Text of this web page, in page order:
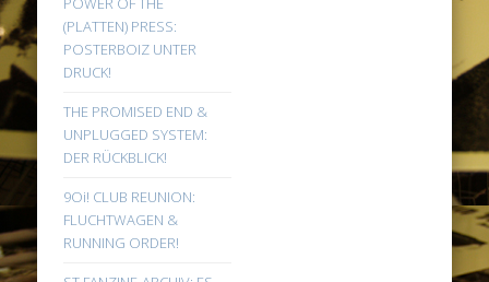
(PLATTEN) PRESS:
POSTERBOIZ UNTER
DRUCK!
THE PROMISED END &
UNPLUGGED SYSTEM:
DER RÜCKBLICK!
9Oi! CLUB REUNION:
FLUCHTWAGEN &
RUNNING ORDER!